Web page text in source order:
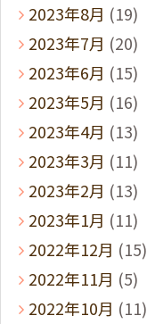
2023年8月 (19)
2023年7月 (20)
2023年6月 (15)
2023年5月 (16)
2023年4月 (13)
2023年3月 (11)
2023年2月 (13)
2023年1月 (11)
2022年12月 (15)
2022年11月 (5)
2022年10月 (11)